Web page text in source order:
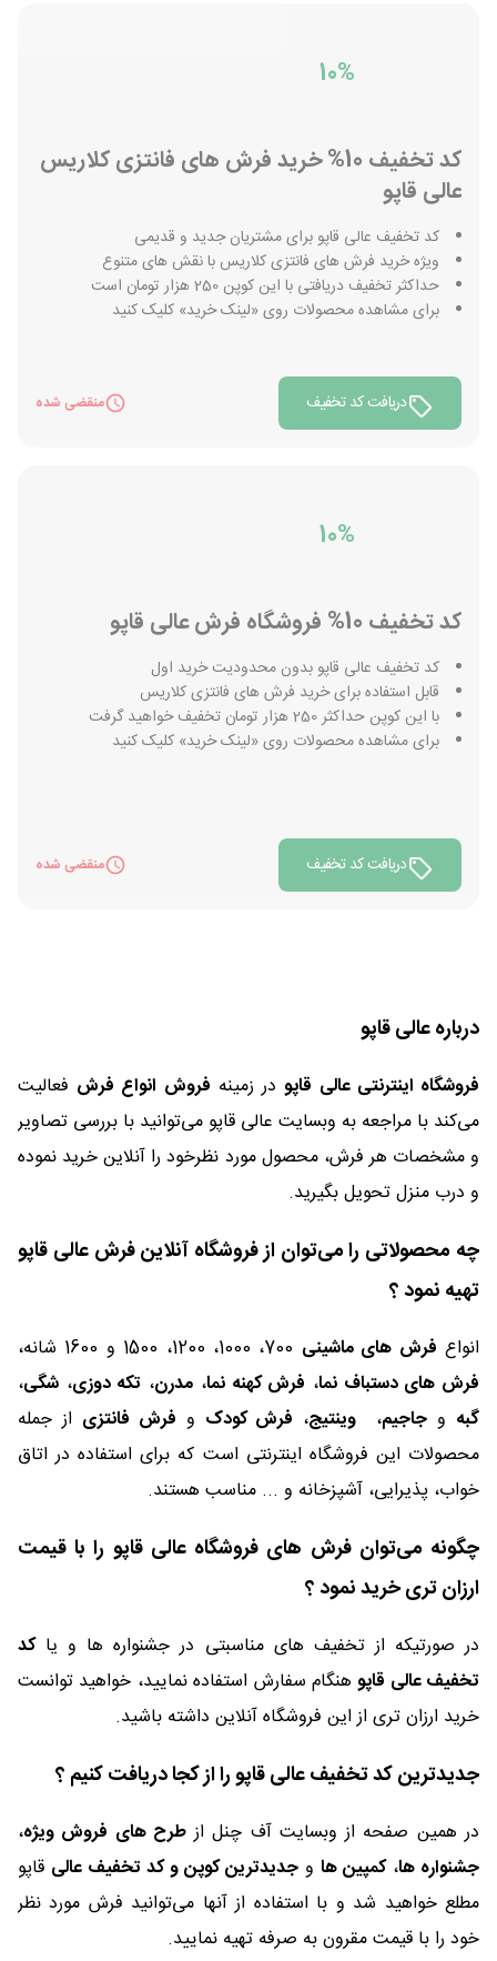
10%
کد تخفیف 10% خرید فرش های فانتزی کلاریس
عالی قاپو
کد تخفیف عالی قاپو برای مشتریان جدید و قدیمی
ویژه خرید فرش های فانتزی کلاریس با نقش های متنوع
حداکثر تخفیف دریافتی با این کوپن 250 هزار تومان است
برای مشاهده محصولات روی «لینک خرید» کلیک کنید
دریافت کد تخفیف منقضی شده
10%
کد تخفیف 10% فروشگاه فرش عالی قاپو
کد تخفیف عالی قاپو بدون محدودیت خرید اول
قابل استفاده برای خرید فرش های فانتزی کلاریس
با این کوپن حداکثر 250 هزار تومان تخفیف خواهید گرفت
برای مشاهده محصولات روی «لینک خرید» کلیک کنید
دریافت کد تخفیف منقضی شده
درباره عالی قاپو
فروشگاه اینترنتی عالی قاپودر زمینه فروش انواع فرش فعالیت
می‌کند با مراجعه به وبسایت عالی قاپو می‌توانید با بررسی تصاویر
و مشخصات هر فرش، محصول مورد نظرخود را آنلاین خرید نموده
و درب منزل تحویل بگیرید.
چه محصولاتی را می‌توان از فروشگاه آنلاین فرش عالی قاپو
تهیه نمود ؟
انواع فرش های ماشینی
فرش های دستباف نما، فرش کهنه نما، مدرن، تکه دوزی، شگی،
گبه و جاجیم، وینتیج، فرش کودک و فرش فانتزی از جمله
محصولات این فروشگاه اینترنتی است که برای استفاده در اتاق
خواب، پذیرایی، آشپزخانه و ... مناسب هستند.
چگونه می‌توان فرش های فروشگاه عالی قاپو را با قیمت
ارزان تری خرید نمود ؟
در صورتیکه از تخفیف های مناسبتی در جشنواره ها و یاکد
تخفیف عالی قاپوهنگام سفارش استفاده نمایید، خواهید توانست
خرید ارزان تری از این فروشگاه آنلاین داشته باشید.
جدیدترین کد تخفیف عالی قاپو را از کجا دریافت کنیم ؟
در همین صفحه از وبسایت آف چنل ازطرح های فروش ویژه،
جشنواره ها،کمپین ها و جدیدترین کوپن و کد تخفیف عالی قاپو
مطلع خواهید شد و با استفاده از آنها می‌توانید فرش مورد نظر
خود را با قیمت مقرون به صرفه تهیه نمایید.